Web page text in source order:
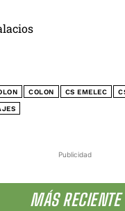
Publicidad
MÁS RECIENTE
COLON CS EMELEC